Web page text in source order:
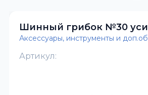
Шинный грибок №30
Аксессуары, инструменты и
Артикул: